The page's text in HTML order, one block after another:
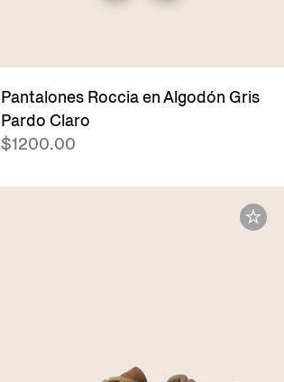
Pantalones Roccia en Algodón Gris
Pardo Claro
$1200.00